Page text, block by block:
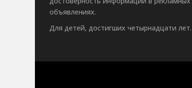
объявлениях.
Для детей, достигших четырнадцати лет.